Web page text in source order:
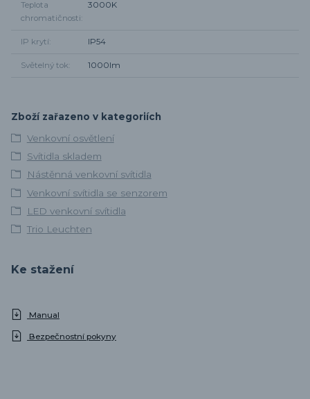
Teplota
chromatičnosti
3000K
IP krytí IP54
Světelný tok 1000lm
Zboží zařazeno v kategoriích
Venkovní osvětlení
Svítidla skladem
Nástěnná venkovní svítidla
Venkovní svítidla se senzorem
LED venkovní svítidla
Trio Leuchten
Ke stažení
Manual
Bezpečnostní pokyny